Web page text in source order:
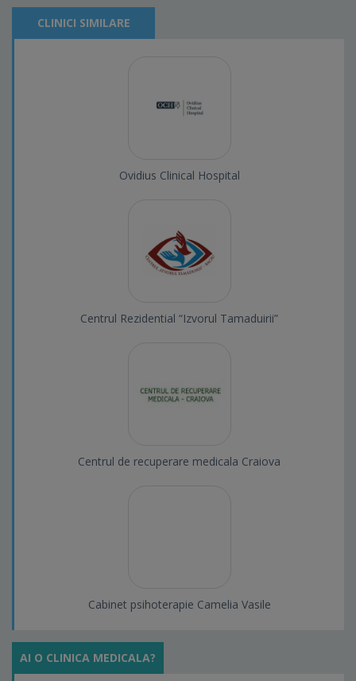
CLINICI SIMILARE
Ovidius Clinical Hospital
Centrul Rezidential “Izvorul Tamaduirii”
Centrul de recuperare medicala Craiova
Cabinet psihoterapie Camelia Vasile
AI O CLINICA MEDICALA?